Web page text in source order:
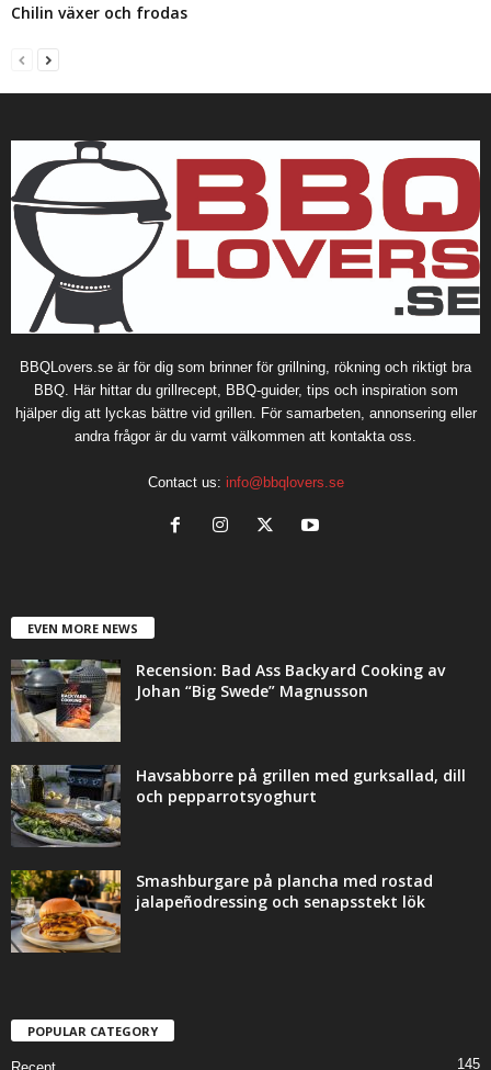
Chilin växer och frodas
BBQLovers.se är för dig som brinner för grillning, rökning och riktigt bra
BBQ. Här hittar du grillrecept, BBQ-guider, tips och inspiration som
hjälper dig att lyckas bättre vid grillen. För samarbeten, annonsering eller
andra frågor är du varmt välkommen att kontakta oss.
Contact us: info@bbqlovers.se
EVEN MORE NEWS
Recension: Bad Ass Backyard Cooking av
Johan “Big Swede” Magnusson
Havsabborre på grillen med gurksallad, dill
och pepparrotsyoghurt
Smashburgare på plancha med rostad
jalapeñodressing och senapsstekt lök
POPULAR CATEGORY
145